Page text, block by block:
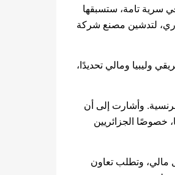
سرية تامة، ستسبقها
لوران فابيوس، الذي يزور عنابة يوم 12 ماي الجاري، لتدشين مصنع شركة
وليبيا ومالي تحديدًا،
وأشارت إلى أن
خصوصًا الجزائريين
مالي، وتطلب تعاون